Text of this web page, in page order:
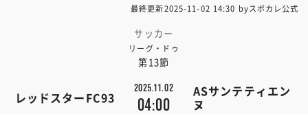
最終更新2025-11-02 14:30 byスポカレ公式
サッカー
リーグ・ドゥ
第13節
レッドスターFC93
2025.11.02
04:00
ASサンテティエン
ヌ